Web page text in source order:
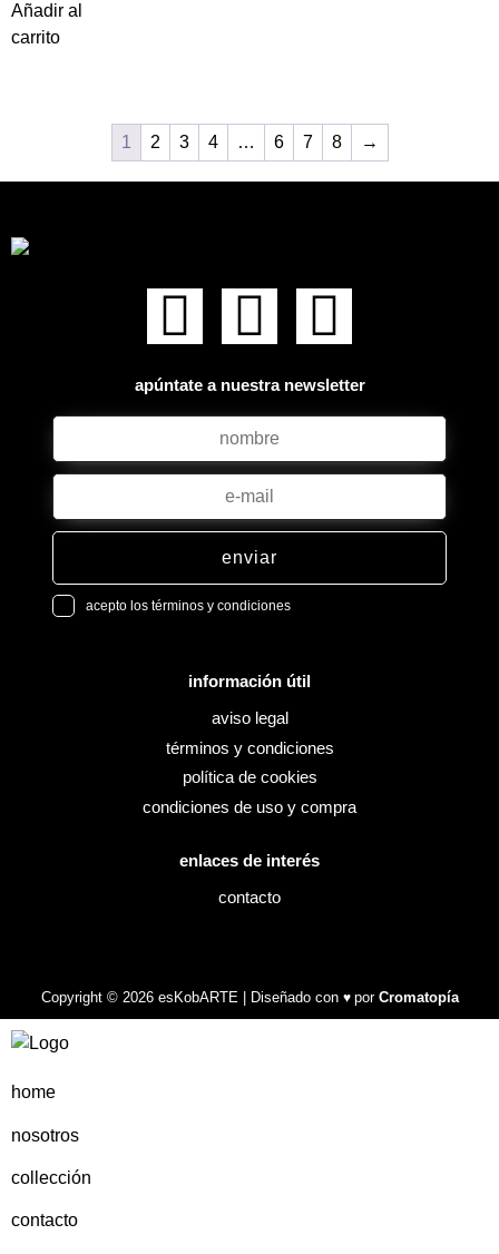
Añadir al
carrito
1 2 3 4 … 6 7 8 →
apúntate a nuestra newsletter
acepto los términos y condiciones
enviar
información útil
aviso legal
términos y condiciones
política de cookies
condiciones de uso y compra
enlaces de interés
contacto
Copyright © 2026 esKobARTE | Diseñado con ♥ por Cromatopía
home
nosotros
collección
contacto